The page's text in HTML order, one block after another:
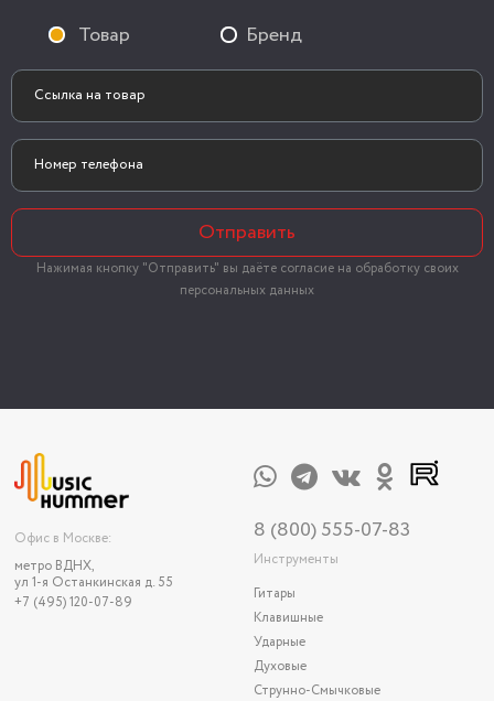
Товар Бренд
Отправить
Нажимая кнопку "Отправить" вы даёте согласие на обработку своих
персональных данных
Офис в Москве:
метро ВДНХ,
ул 1-я Останкинская д. 55
+7 (495) 120-07-89
8 (800) 555-07-83
Инструменты
Гитары
Клавишные
Ударные
Духовые
Струнно-Смычковые